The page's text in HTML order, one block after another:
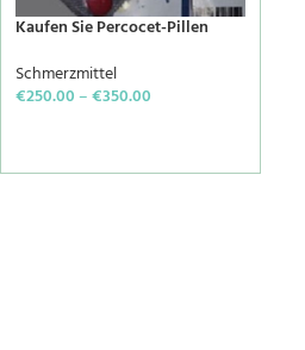
Kaufen Sie Percocet-Pillen
Schmerzmittel
€250.00–€350.00